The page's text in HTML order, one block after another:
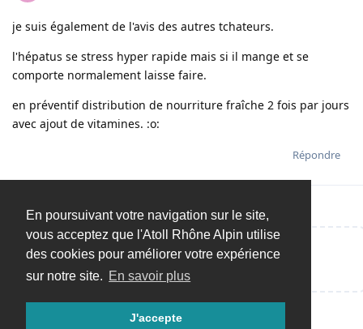
En poursuivant votre navigation sur le site,
vous acceptez que l'Atoll Rhône Alpin utilise
des cookies pour améliorer votre expérience
sur notre site. En savoir plus
J'accepte
je suis également de l'avis des autres tchateurs.
l'hépatus se stress hyper rapide mais si il mange et se
comporte normalement laisse faire.
en préventif distribution de nourriture fraîche 2 fois par jours
avec ajout de vitamines. :o:
Répondre
Répondre…